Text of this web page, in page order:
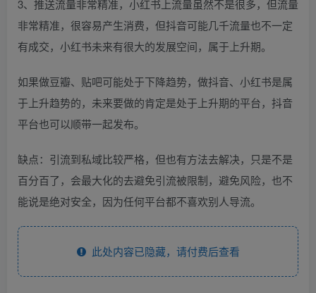
3、推送流量非常精准，小红书上流量虽然不是很多，但流量
非常精准，很容易产生消费，但抖音可能几千流量也不一定
有成交，小红书未来有很大的发展空间，属于上升期。
如果做豆瓣、贴吧可能处于下降趋势，做抖音、小红书是属
于上升趋势的，未来要做的肯定是处于上升期的平台，抖音
平台也可以顺带一起发布。
缺点：引流到私域比较严格，但也有方法去解决，只是不是
百分百了，会最大化的去避免引流被限制，避免风险，也不
能说是绝对安全，因为任何平台都不喜欢别人导流。
此处内容已隐藏，请付费后查看